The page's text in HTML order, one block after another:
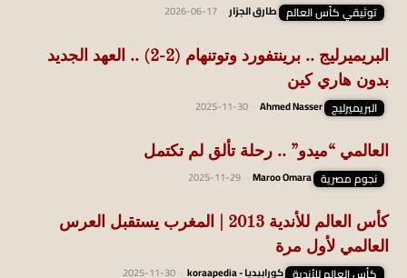
توثيقي كأس العالم طارق الجزار 2026-06-17
البريميرليج .. برينتفورد وتوتنهام (2-2) .. العهد الجديد
بدون هاري كين
البريميرليج Ahmed Nasser
2025-11-30
العالمي “ميدو” .. رحلة تألق لم تكتمل
نجوم مصرية Maroo Omara
2025-11-29
كأس العالم للأندية 2013 | المغرب يستقبل العرس
العالمي لأول مرة
كأس العالم للأندية كورابيديا - koraapedia 2025-11-30